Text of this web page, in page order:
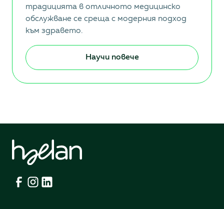
традицията в отличното медицинско
обслужване се среща с модерния подход
към здравето.
Научи повече